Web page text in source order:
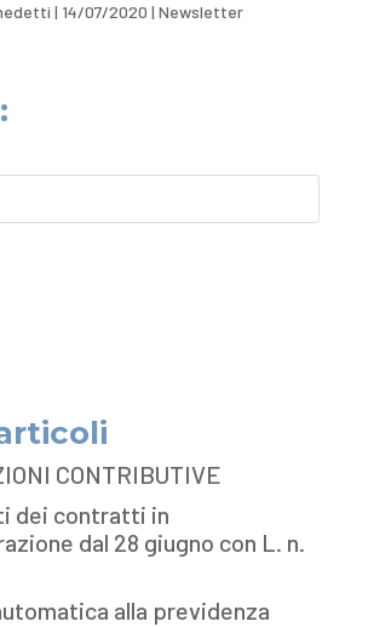
| 14/07/2020 | Newsletter
CONTRIBUTIVE
dei contratti in
dal 28 giugno con L. n.
alla previdenza